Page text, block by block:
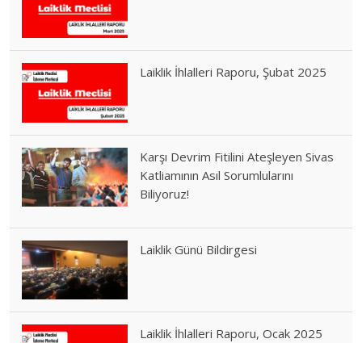
Laiklik İhlalleri Raporu, Şubat 2025
Karşı Devrim Fitilini Ateşleyen Sivas
Katliamının Asıl Sorumlularını
Biliyoruz!
Laiklik Günü Bildirgesi
Laiklik İhlalleri Raporu, Ocak 2025